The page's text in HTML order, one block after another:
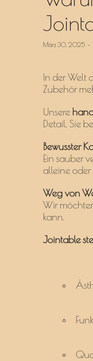
UMO®
Posted
März 30, 2025
In der Welt
Zubehör
Unsere
Detail. Sie
Bewusster
Ein sauber
alleine oder
Weg von
Wir
kann.
Jointable